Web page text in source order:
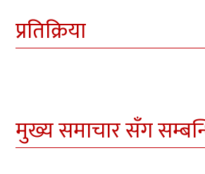
प्रतिक्रिया
मुख्य समाचार सँग